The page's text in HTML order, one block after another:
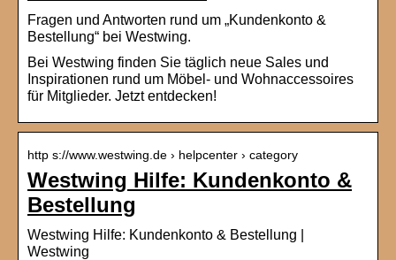
Fragen und Antworten rund um „Kundenkonto &
Bestellung“ bei Westwing.
Bei Westwing finden Sie täglich neue Sales und
Inspirationen rund um Möbel- und Wohnaccessoires
für Mitglieder. Jetzt entdecken!
http s://www.westwing.de › helpcenter › category
Westwing Hilfe: Kundenkonto &
Bestellung
Westwing Hilfe: Kundenkonto & Bestellung |
Westwing